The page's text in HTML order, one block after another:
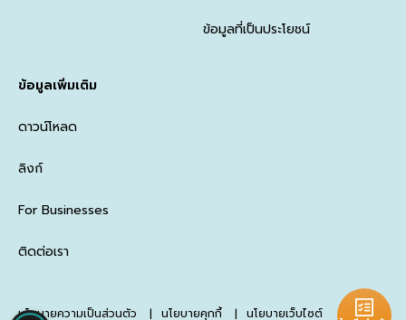
ข้อมูลที่เป็นประโยชน์
ข้อมูลเพิ่มเติม
ดาวน์โหลด
ลิงก์
For Businesses
ติดต่อเรา
นโยบายความเป็นส่วนตัว นโยบายคุกกี้ นโยบายเว็บไซต์